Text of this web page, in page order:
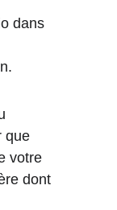
dans
que
votre
dont